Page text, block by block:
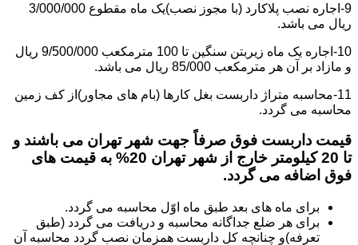
9-اجاره نصب پلاکارد (با مجوز نصب)یک ماه مقطوع 3/000/000
ریال می باشد.
10-اجاره یک ماه زیربتن سنگین تا 100 مترمکعب 9/500/000 ریال
و مازاد بر آن هر مترمکعب 85/000 ریال می باشد.
11-محاسبه متراژ داربست بغل کارها (بام های مجاور)از کف زمین
محاسبه می گردد.
قیمت داربست فوق صرفاً جهت شهر تهران می باشند و
تا 20 کیلومتر خارج از شهر تهران 20% به قیمت های
فوق اضافه می گردد.
برای ماه های بعد طبق ماه اوّل محاسبه می گردد.
برای هر ضلع جداگانه محاسبه و دریافت می گردد (طبق
تعرفه)و چنانچه کل داربست همزمان نصب گردد محاسبه آن